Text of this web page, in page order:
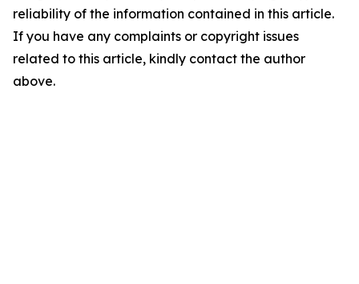
reliability of the information contained in this article.
If you have any complaints or copyright issues
related to this article, kindly contact the author
above.